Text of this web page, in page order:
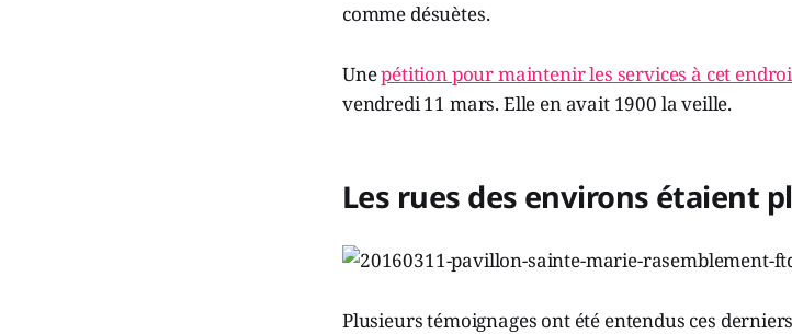
comme désuètes.
Unepétition pour maintenir les services à cet
vendredi 11 mars. Elle en avait 1900 la veille.
Les rues des environs étaient
Plusieurs témoignages ont été entendus ces